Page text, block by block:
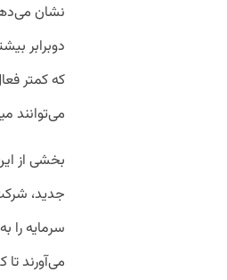
که کمتر
می‌توانند
بخشی از
جدید،
سرمایه را
می‌آورند